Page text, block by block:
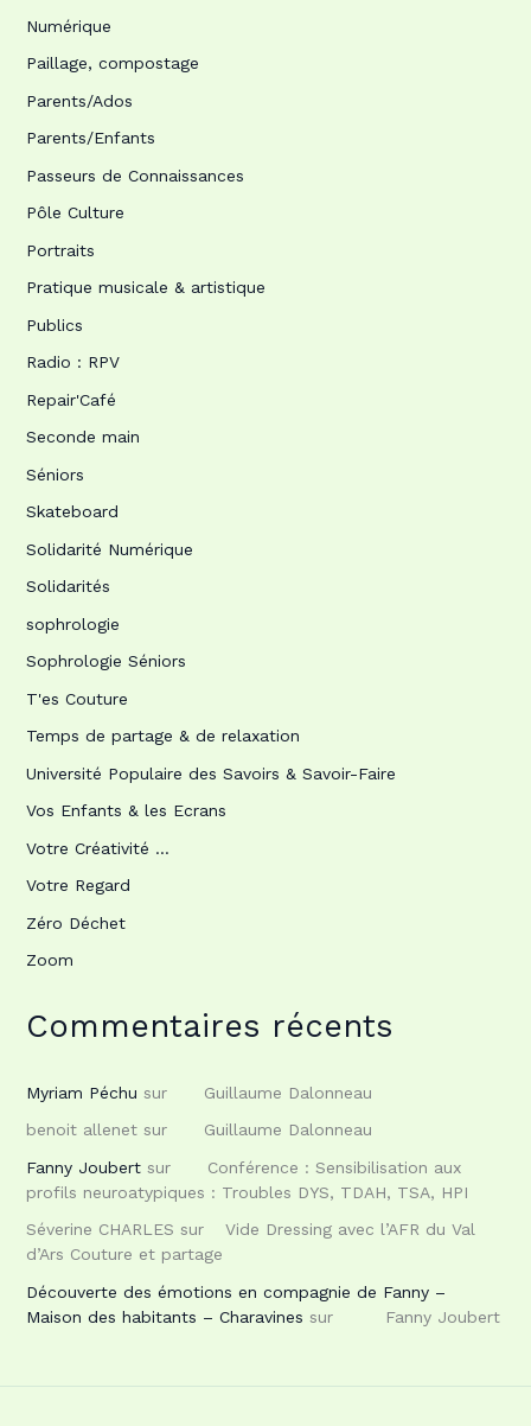
Numérique
Paillage, compostage
Parents/Ados
Parents/Enfants
Passeurs de Connaissances
Pôle Culture
Portraits
Pratique musicale & artistique
Publics
Radio : RPV
Repair'Café
Seconde main
Séniors
Skateboard
Solidarité Numérique
Solidarités
sophrologie
Sophrologie Séniors
T'es Couture
Temps de partage & de relaxation
Université Populaire des Savoirs & Savoir-Faire
Vos Enfants & les Ecrans
Votre Créativité …
Votre Regard
Zéro Déchet
Zoom
Commentaires récents
Myriam Péchu sur
Guillaume Dalonneau
benoit allenetsur
Guillaume Dalonneau
Fanny Joubertsur
Conférence : Sensibilisation aux
profils neuroatypiques : Troubles DYS, TDAH, TSA, HPI
Séverine CHARLES sur
Vide Dressing avec l’AFR du Val
d’Ars Couture et partage
Découverte des émotions en compagnie de Fanny –
Maison des habitants – Charavines sur Fanny Joubert